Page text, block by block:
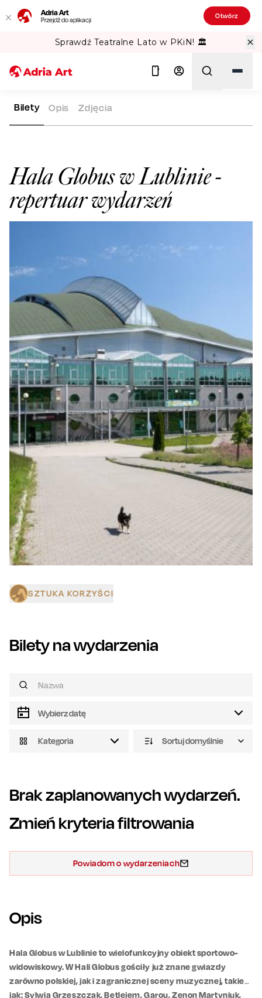
Adria Art
Przejdź do aplikacji Otwórz
Sprawdź Teatralne Lato w PKiN! 🏛️
ADRIA ART SALE WIDOWISKOWE
Hala Globus w Lublinie-
repertuar wydarzeń
Bilety Opis Zdjęcia
SZTUKA KORZYŚCI
Bilety na wydarzenia
Kategoria Sortuj domyślnie
Brak zaplanowanych wydarzeń.
Zmień kryteria filtrowania
Powiadom o wydarzeniach
Opis
Hala Globus w Lublinie to wielofunkcyjny obiekt sportowo-
widowiskowy. W Hali Globus gościły już znane gwiazdy
zarówno polskiej, jak i zagranicznej sceny muzycznej, takie
jak: Sylwia Grzeszczak, Betlejem, Garou, Zenon Martyniuk,